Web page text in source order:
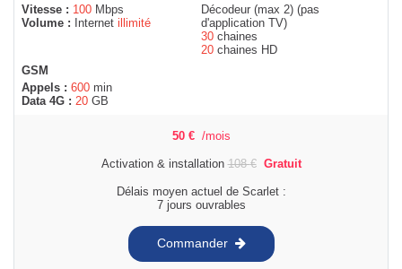
Vitesse : 100 Mbps
Volume :
Internet illimité
Décodeur (max 2) (pas
d'application TV)
30 chaines
20 chaines HD
GSM
Appels : 600 min
Data 4G : 20 GB
50 € /mois
Activation & installation108€ Gratuit
Délais moyen actuel de Scarlet :
7 jours ouvrables
Commander